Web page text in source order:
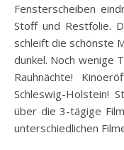
Fensterscheiben
Stoff und Restfolie.
schleift die schönste
dunkel. Noch wenige
Rauhnächte!
Schleswig-Holstein!
über die 3-tägige
unterschiedlichen